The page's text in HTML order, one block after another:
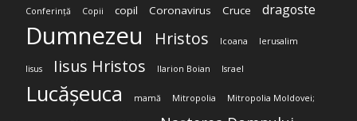
Conferință Copii copil Coronavirus Cruce dragoste
Dumnezeu Hristos Icoana Ierusalim
Iisus Iisus Hristos Ilarion Boian Israel
Lucășeuca mamă Mitropolia Mitropolia Moldovei;